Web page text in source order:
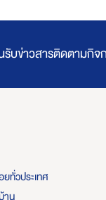
รับข่าวสารติดตามกิจ
ทั่วประเทศ
าน